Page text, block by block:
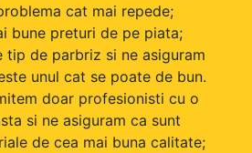
cat mai repede;
bune preturi de pe piata;
tip de parbriz si ne asiguram
unul cat se poate de bun.
doar profesionisti cu o
si ne asiguram ca sunt
de cea mai buna calitate;